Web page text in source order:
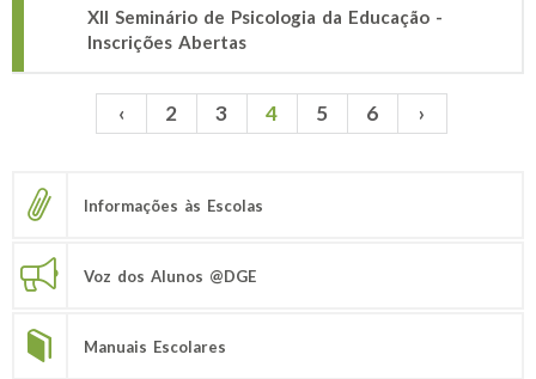
XII Seminário de Psicologia da Educação -
Inscrições Abertas
Páginas ‹ 2 3 4 5 6 ›
Informações às Escolas
Voz dos Alunos @DGE
Manuais Escolares